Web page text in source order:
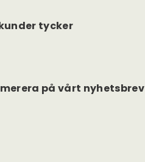
tycker
på vårt nyhetsbrev